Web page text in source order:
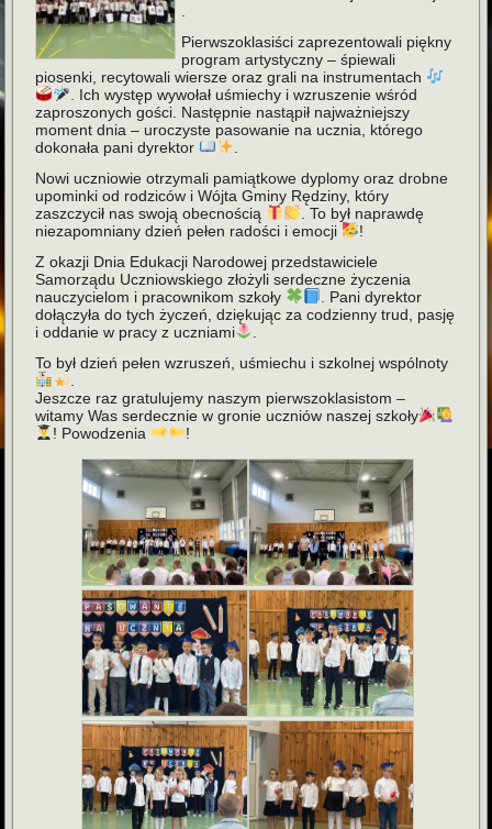
Pierwszoklasiści zaprezentowali piękny
program artystyczny – śpiewali
piosenki, recytowali wiersze oraz grali na instrumentach
. Ich występ wywołał uśmiechy i wzruszenie wśród
zaproszonych gości. Następnie nastąpił najważniejszy
moment dnia – uroczyste pasowanie na ucznia, którego
dokonała pani dyrektor
Nowi uczniowie otrzymali pamiątkowe dyplomy oraz drobne
upominki od rodziców i Wójta Gminy Rędziny, który
zaszczycił nas swoją obecnością
. To był naprawdę
niezapomniany dzień pełen radości i emocji
!
Z okazji Dnia Edukacji Narodowej przedstawiciele
Samorządu Uczniowskiego złożyli serdeczne życzenia
nauczycielom i pracownikom szkoły
. Pani dyrektor
dołączyła do tych życzeń, dziękując za codzienny trud, pasję
i oddanie w pracy z uczniami
To był dzień pełen wzruszeń, uśmiechu i szkolnej wspólnoty
Jeszcze raz gratulujemy naszym pierwszoklasistom –
witamy Was serdecznie w gronie uczniów naszej szkoły
! Powodzenia
!